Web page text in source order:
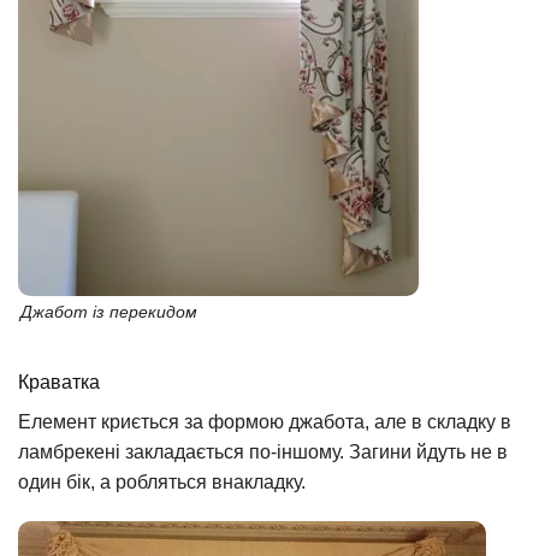
Джабот із перекидом
Краватка
Елемент криється за формою джабота, але в складку в
ламбрекені закладається по-іншому. Загини йдуть не в
один бік, а робляться внакладку.